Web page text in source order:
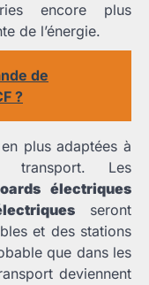
encore plus
de l’énergie.
de
?
plus adaptées à
transport. Les
électriques
seront
et des stations
que dans les
deviennent